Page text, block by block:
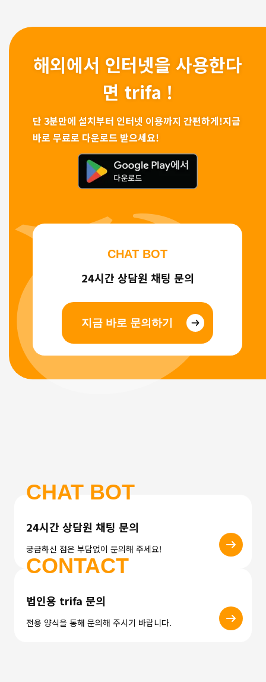
해외에서 인터넷을 사용한다
면 trifa !
단 3분만에 설치부터 인터넷 이용까지 간편하게!지금
바로 무료로 다운로드 받으세요!
CHAT BOT
24시간 상담원 채팅 문의
지금 바로 문의하기
CHAT BOT
24시간 상담원 채팅 문의
궁금하신 점은 부담없이 문의해 주세요!
CONTACT
법인용 trifa 문의
전용 양식을 통해 문의해 주시기 바랍니다.